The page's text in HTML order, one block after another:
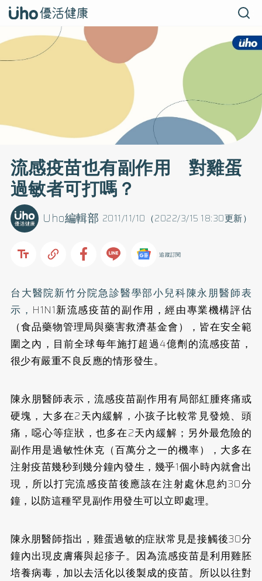
流感疫苗也有副作用 對雞蛋
過敏者可打嗎？
2011/11/10（2022/3/15 18:30更新）
Uho編輯部
追蹤訂閱
台大醫院新竹分院急診醫學部小兒科陳永朋醫師表
示， H1N1新流感疫苗的副作用，經由專業機構評估
（食品藥物管理局與藥害救濟基金會），皆在安全範
圍之內，目前全球每年施打超過4億劑的流感疫苗，
很少有嚴重不良反應的情形發生。
陳永朋醫師表示，流感疫苗副作用有局部紅腫疼痛或
硬塊，大多在2天內緩解，小孩子比較常見發燒、頭
痛，噁心等症狀，也多在2天內緩解；另外最危險的
副作用是過敏性休克（百萬分之一的機率），大多在
注射疫苗幾秒到幾分鐘內發生，幾乎1個小時內就會出
現，所以打完流感疫苗後應該在注射處休息約30分
鐘，以防這種罕見副作用發生可以立即處理。
陳永朋醫師指出，雞蛋過敏的症狀常見是接觸後30分
鐘內出現皮膚癢與起疹子。因為流感疫苗是利用雞胚
培養病毒，加以去活化以後製成的疫苗。所以以往對